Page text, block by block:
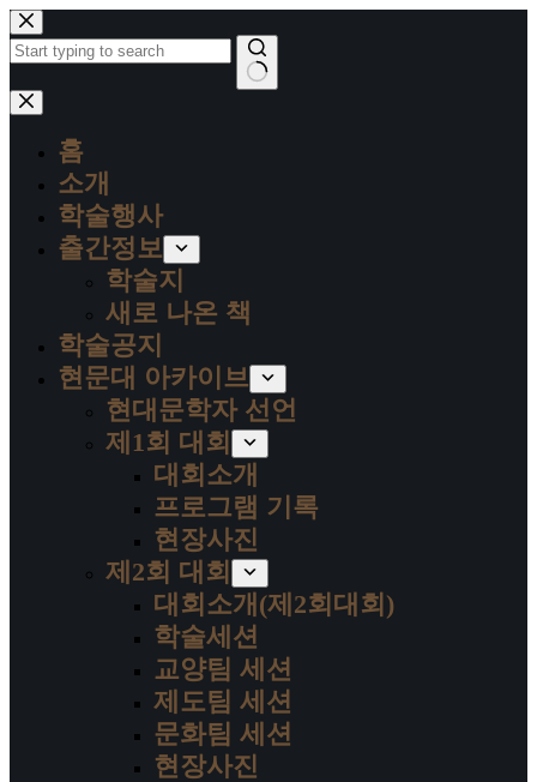
본
문
으
로
건
결
홈
소개
학술행사
출간정보
학술지
새로 나온 책
학술공지
현문대 아카이브
현대문학자 선언
제1회 대회
대회소개
프로그램 기록
현장사진
제2회 대회
대회소개(제2회대회)
학술세션
교양팀 세션
제도팀 세션
문화팀 세션
현장사진